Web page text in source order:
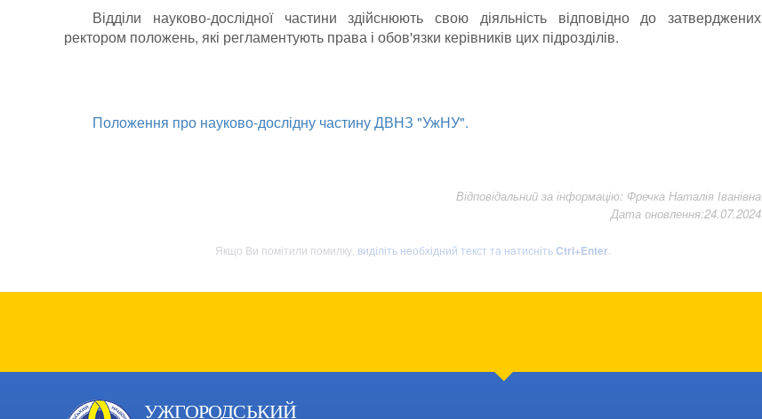
Відділи науково-дослідної частини здійснюють свою діяльність відповідно до затверджених
ректором положень, які регламентують права і обов'язки керівників цих підрозділів.
Положення про науково-дослідну частину ДВНЗ "УжНУ".
Відповідальний за інформацію: Фречка Наталія Іванівна
Дата оновлення:24.07.2024
Якщо Ви помітили помилку, виділіть необхідний текст та натиснітьCtrl+Enter.
УЖГОРОДСЬКИЙ